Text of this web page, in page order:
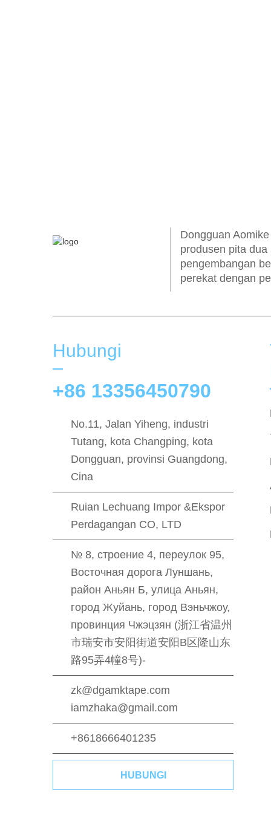
Dongguan
produsen pita
pengembangan
perekat dengan
Hubungi
+86 13356450790
No.11, Jalan Yiheng, industri
Tutang, kota Changping, kota
Dongguan, provinsi Guangdong,
Cina
Ruian Lechuang Impor &Ekspor
Perdagangan CO, LTD
№ 8, строение 4, переулок 95,
Восточная дорога Луншань,
район Аньян Б, улица Аньян,
город Жуйань, город Вэньчжоу,
провинция Чжэцзян (浙江省温州
市瑞安市安阳街道安阳B区隆山东
路95弄4幢8号)-
zk@dgamktape.com
iamzhaka@gmail.com
+8618666401235
HUBUNGI